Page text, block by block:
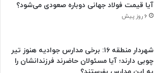
آیا قیمت فولاد جهانی دوباره صعودی می‌شود؟
۶ روز پیش
شهردار منطقه ۱۶: برخی مدارس جوادیه هنوز تیر
چوبی دارند؛ آیا مسئولان حاضرند فرزندانشان را